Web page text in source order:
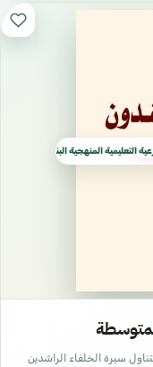
التعليمية المنهجية البناء العلمي
سيرة الخلفاء الراشدين